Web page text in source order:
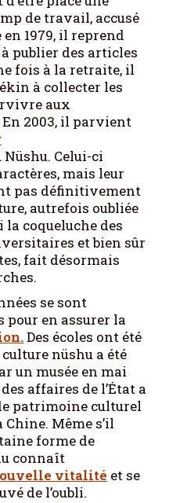
de travail, accusé
en 1979, il reprend
publier des articles
fois à la retraite, il
à collecter les
aux
2003, il parvient
Nüshu. Celui-ci
mais leur
pas définitivement
autrefois oubliée
la coqueluche des
et bien sûr
fait désormais
se sont
en assurer la
Des écoles ont été
nüshu a été
un musée en mai
affaires de l’État a
patrimoine culturel
Même s’il
forme de
connaît
vitalité et se
de l’oubli.